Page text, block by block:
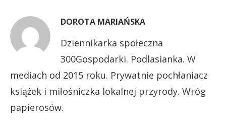
DOROTA MARIAŃSKA
Dziennikarka społeczna
300Gospodarki. Podlasianka. W
mediach od 2015 roku. Prywatnie pochłaniacz
książek i miłośniczka lokalnej przyrody. Wróg
papierosów.